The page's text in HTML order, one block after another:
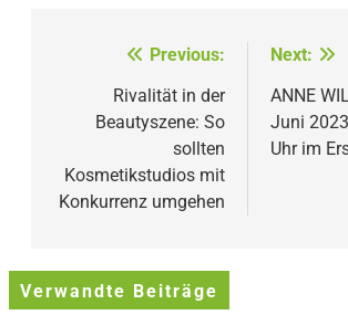
Beitragsnavigation
Previous:
Rivalität in der
Beautyszene: So
sollten
Kosmetikstudios mit
Konkurrenz umgehen
Next:
ANNE
Juni
Uhr im
Verwandte Beiträge